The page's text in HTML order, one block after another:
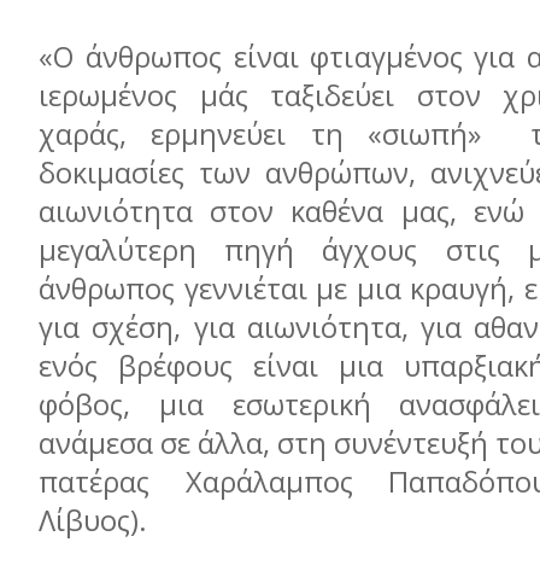
«O άνθρωπος είναι φτιαγμένος για
ιερωμένος μάς ταξιδεύει στον
χαράς, ερμηνεύει τη «σιωπή»
δοκιμασίες των ανθρώπων,
αιωνιότητα στον καθένα μας, ενώ
μεγαλύτερη πηγή άγχους στις
άνθρωπος γεννιέται με μια κραυγή,
για σχέση, για αιωνιότητα, για
ενός βρέφους είναι μια
φόβος, μια εσωτερική
ανάμεσα σε άλλα, στη συνέντευξή
πατέρας Χαράλαμπος
Λίβυος).